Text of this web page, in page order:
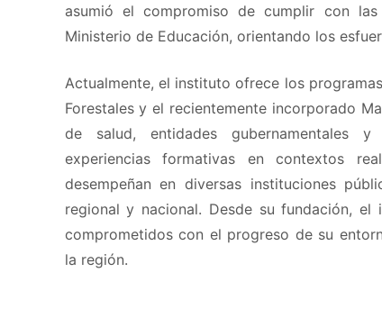
asumió el compromiso de cumplir con
Ministerio de Educación, orientando los
Actualmente, el instituto ofrece los
Forestales y el recientemente incorporado
de salud, entidades gubernamentales
experiencias formativas en contextos
desempeñan en diversas instituciones
regional y nacional. Desde su fundación,
comprometidos con el progreso de su
la región.